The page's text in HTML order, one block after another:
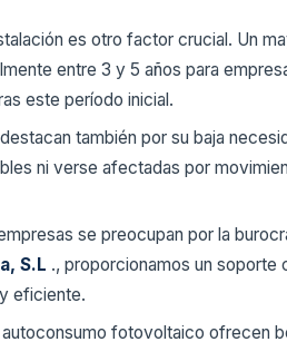
es otro factor crucial. Un
entre 3 y 5 años para
este período inicial.
destacan también por su baja
ni verse afectadas por
se preocupan por la
S.L ., proporcionamos un
eficiente.
fotovoltaico ofrecen